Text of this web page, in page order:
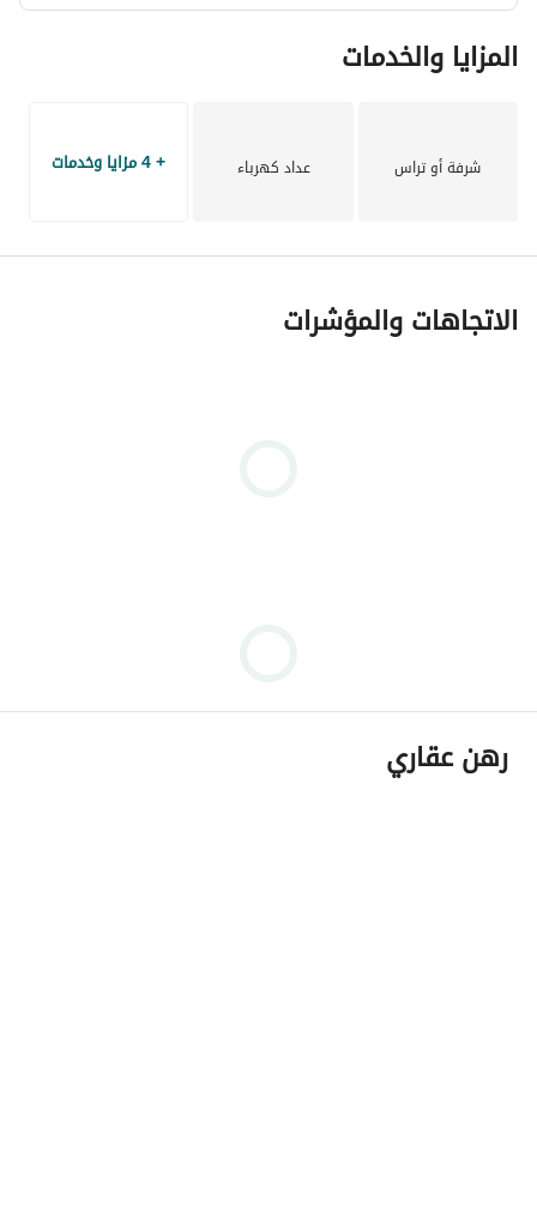
المزايا والخدمات
شرفة أو تراس عداد كهرباء + 4 مزايا وخدمات
الاتجاهات والمؤشرات
رهن عقاري